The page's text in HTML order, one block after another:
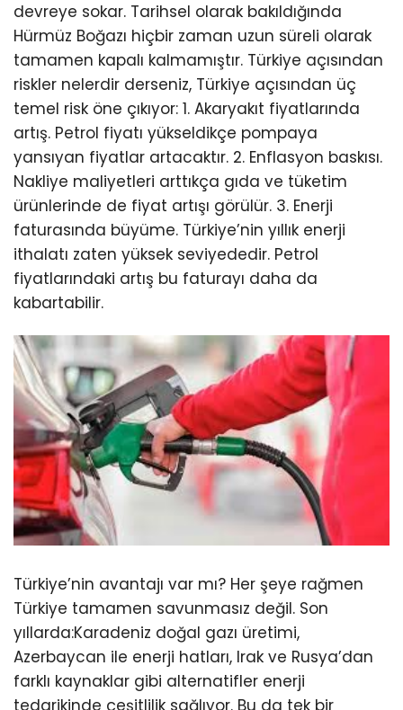
devreye sokar. Tarihsel olarak bakıldığında
Hürmüz Boğazı hiçbir zaman uzun süreli olarak
tamamen kapalı kalmamıştır. Türkiye açısından
riskler nelerdir derseniz, Türkiye açısından üç
temel risk öne çıkıyor: 1. Akaryakıt fiyatlarında
artış. Petrol fiyatı yükseldikçe pompaya
yansıyan fiyatlar artacaktır. 2. Enflasyon baskısı.
Nakliye maliyetleri arttıkça gıda ve tüketim
ürünlerinde de fiyat artışı görülür. 3. Enerji
faturasında büyüme. Türkiye’nin yıllık enerji
ithalatı zaten yüksek seviyededir. Petrol
fiyatlarındaki artış bu faturayı daha da
kabartabilir.
Türkiye’nin avantajı var mı? Her şeye rağmen
Türkiye tamamen savunmasız değil. Son
yıllarda:Karadeniz doğal gazı üretimi,
Azerbaycan ile enerji hatları, Irak ve Rusya’dan
farklı kaynaklar gibi alternatifler enerji